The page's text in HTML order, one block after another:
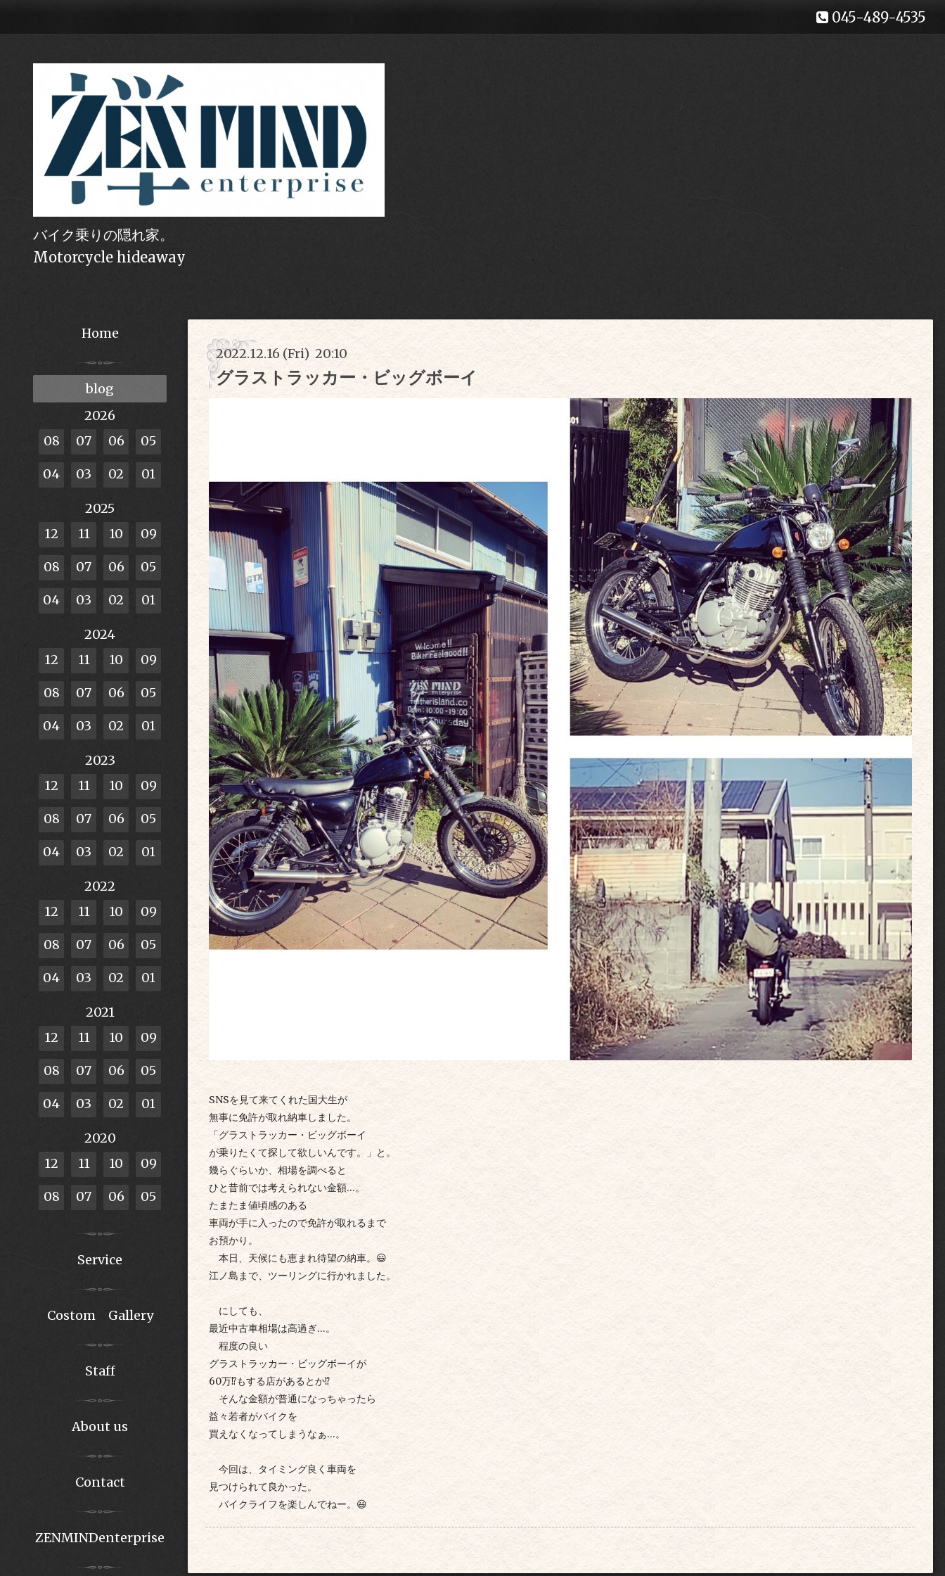
045-489-4535
バイク乗りの隠れ家。
Motorcycle hideaway
2022.12.16 (Fri) 20:10
グラストラッカー・ビッグボーイ
SNSを見て来てくれた国大生が
無事に免許が取れ納車しました。
「グラストラッカー・ビッグボーイ
が乗りたくて探して欲しいんです。」と。
幾らぐらいか、相場を調べると
ひと昔前では考えられない金額…。
たまたま値頃感のある
車両が手に入ったので免許が取れるまで
お預かり。
本日、天候にも恵まれ待望の納車。😃
江ノ島まで、ツーリングに行かれました。
にしても、
最近中古車相場は高過ぎ…。
程度の良い
グラストラッカー・ビッグボーイが
60万⁉︎もする店があるとか⁉︎
そんな金額が普通になっちゃったら
益々若者がバイクを
買えなくなってしまうなぁ…。
今回は、タイミング良く車両を
見つけられて良かった。
バイクライフを楽しんでねー。😃
Home
blog
2026
08
07 06 05
04 03 02 01
2025
12
11 10 09
08 07 06 05
04 03 02 01
2024
12
11 10 09
08 07 06 05
04 03 02 01
2023
12
11 10 09
08 07 06 05
04 03 02 01
2022
12
11 10 09
08 07 06 05
04 03 02 01
2021
12
11 10 09
08 07 06 05
04 03 02 01
2020
12
11 10 09
08 07 06 05
Service
Costom Gallery
Staff
About us
Contact
ZENMINDenterprise